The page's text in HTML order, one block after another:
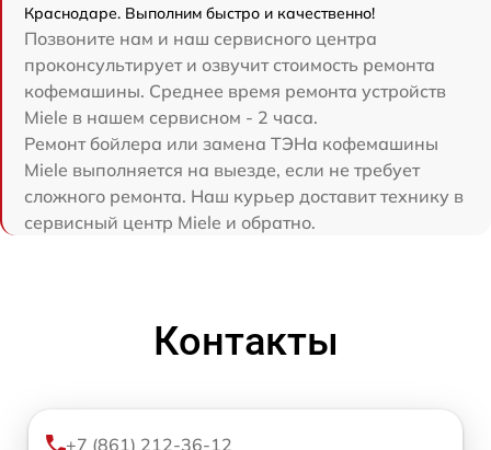
Краснодаре. Выполним быстро и качественно!
Позвоните нам и наш сервисного центра
проконсультирует и озвучит стоимость ремонта
кофемашины. Среднее время ремонта устройств
Miele в нашем сервисном - 2 часа.
Ремонт бойлера или замена ТЭНа кофемашины
Miele выполняется на выезде, если не требует
сложного ремонта. Наш курьер доставит технику в
сервисный центр Miele и обратно.
Контакты
+7 (861) 212-36-12